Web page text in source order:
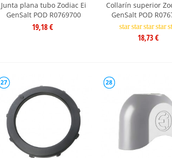
Junta plana tubo Zodiac Ei
GenSalt POD R0769700
19,18 €
Collarín superior
GenSalt POD
starstarstarstar
18,73 €
27 28